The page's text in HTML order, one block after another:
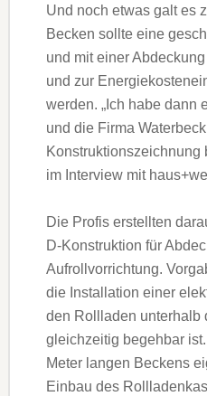
Und noch etwas galt es
Becken sollte eine
und mit einer
und zur
werden. „Ich habe dann
und die Firma
Konstruktionszeichnung
im Interview mit
Die Profis erstellten
D-Konstruktion für
Aufrollvorrichtung.
die Installation einer
den Rollladen unterhalb
gleichzeitig begehbar
Meter langen Beckens
Einbau des